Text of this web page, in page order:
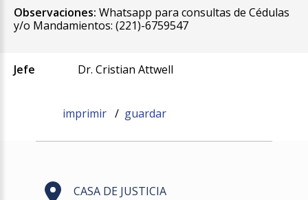
Observaciones: Whatsapp para consultas de Cédulas
y/o Mandamientos: (221)-6759547
Jefe Dr. Cristian Attwell
imprimir / guardar
CASA DE JUSTICIA